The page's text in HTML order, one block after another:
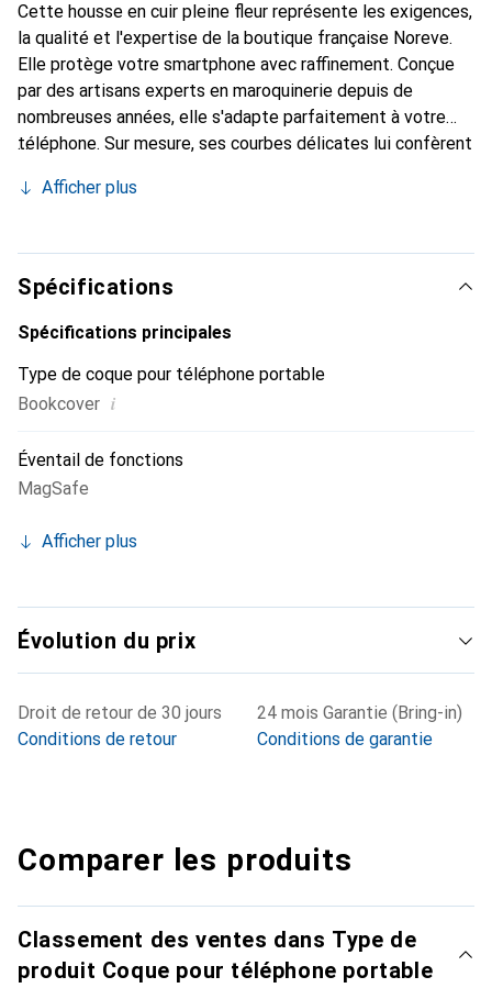
Cette housse en cuir pleine fleur représente les exigences,
la qualité et l'expertise de la boutique française Noreve.
Elle protège votre smartphone avec raffinement. Conçue
par des artisans experts en maroquinerie depuis de
nombreuses années, elle s'adapte parfaitement à votre
téléphone. Sur mesure, ses courbes délicates lui confèrent
et indispensable pour votre smartphone. Reconnaître
marque Noreve est un choix sûr pour une clientèle
exigeante.
Afficher plus
Spécifications
Spécifications principales
Type de coque pour téléphone portable
Bookcover i
Éventail de fonctions
MagSafe
Afficher plus
Évolution du prix
Droit de retour de 30 jours
Conditions de retour
24 mois Garantie (Bring-in)
Conditions de garantie
Comparer les produits
Classement des ventes dans Type de
produit Coque pour téléphone portable